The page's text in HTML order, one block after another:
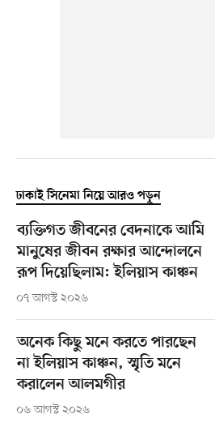
ঢাকাই সিনেমা নিয়ে আরও পড়ুন
ব্যক্তিগত জীবনের বেদনাকে আমি
মানুষের জীবন রক্ষার আন্দোলনে
রূপ দিয়েছিলাম: ইলিয়াস কাঞ্চন
০৭ আগস্ট ২০২৬
অনেক কিছু মনে করতে পারছেন
না ইলিয়াস কাঞ্চন, স্মৃতি মনে
করালেন আলমগীর
০৬ আগস্ট ২০২৬